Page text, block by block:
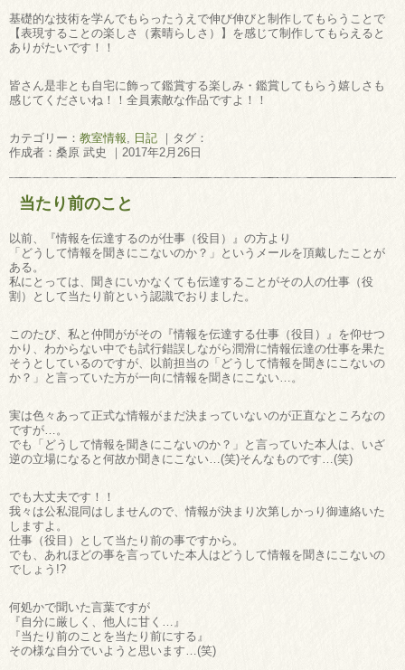
基礎的な技術を学んでもらったうえで伸び伸びと制作してもらうことで
【表現することの楽しさ（素晴らしさ）】を感じて制作してもらえると
ありがたいです！！
皆さん是非とも自宅に飾って鑑賞する楽しみ・鑑賞してもらう嬉しさも
感じてくださいね！！全員素敵な作品ですよ！！
カテゴリー： 教室情報 日記 ｜タグ：
作成者：桑原 武史 ｜2017年2月26日
当たり前のこと
以前、『情報を伝達するのが仕事（役目）』の方より
「どうして情報を聞きにこないのか？」というメールを頂戴したことが
ある。
私にとっては、聞きにいかなくても伝達することがその人の仕事（役
割）として当たり前という認識でおりました。
このたび、私と仲間ががその『情報を伝達する仕事（役目）』を仰せつ
かり、わからない中でも試行錯誤しながら潤滑に情報伝達の仕事を果た
そうとしているのですが、以前担当の「どうして情報を聞きにこないの
か？」と言っていた方が一向に情報を聞きにこない…。
実は色々あって正式な情報がまだ決まっていないのが正直なところなの
ですが…。
でも「どうして情報を聞きにこないのか？」と言っていた本人は、いざ
逆の立場になると何故か聞きにこない…(笑)そんなものです…(笑)
でも大丈夫です！！
我々は公私混同はしませんので、情報が決まり次第しかっり御連絡いた
しますよ。
仕事（役目）として当たり前の事ですから。
でも、あれほどの事を言っていた本人はどうして情報を聞きにこないの
でしょう!?
何処かで聞いた言葉ですが
『自分に厳しく、他人に甘く…』
『当たり前のことを当たり前にする』
その様な自分でいようと思います…(笑)